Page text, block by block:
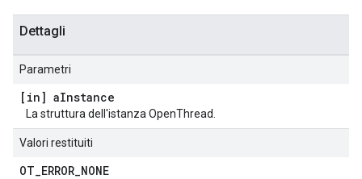
Dettagli
Parametri
[in] aInstance
La struttura dell'istanza OpenThread.
Valori restituiti
OT_ERROR_NONE